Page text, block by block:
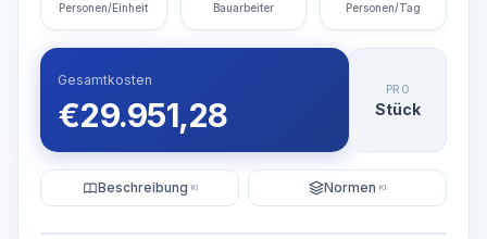
Personen/Einheit Bauarbeiter Personen/Tag
Gesamtkosten
€29.951,28
PRO
Stück
Beschreibung KI Normen KI